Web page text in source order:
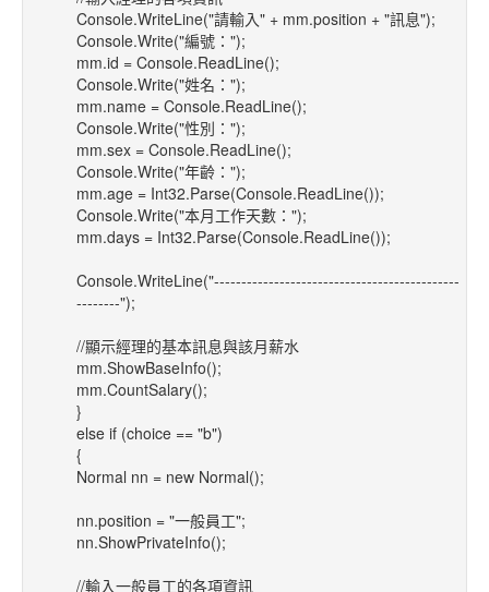
Console.WriteLine("請輸入" + mm.position + "訊息");
Console.Write("編號：");
mm.id = Console.ReadLine();
Console.Write("姓名：");
mm.name = Console.ReadLine();
Console.Write("性別：");
mm.sex = Console.ReadLine();
Console.Write("年齡：");
mm.age = Int32.Parse(Console.ReadLine());
Console.Write("本月工作天數：");
mm.days = Int32.Parse(Console.ReadLine());
Console.WriteLine("---------------------------------------------
--------");
//顯示經理的基本訊息與該月薪水
mm.ShowBaseInfo();
mm.CountSalary();
}
else if (choice == "b")
{
Normal nn = new Normal();
nn.position = "一般員工";
nn.ShowPrivateInfo();
//輸入一般員工的各項資訊